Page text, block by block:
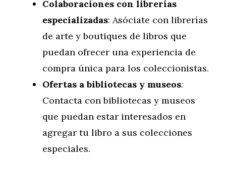
Colaboraciones con librerías
especializadas: Asóciate con librerías
de arte y boutiques de libros que
puedan ofrecer una experiencia de
compra única para los coleccionistas.
Ofertas a bibliotecas y museos:
Contacta con bibliotecas y museos
que puedan estar interesados en
agregar tu libro a sus colecciones
especiales.